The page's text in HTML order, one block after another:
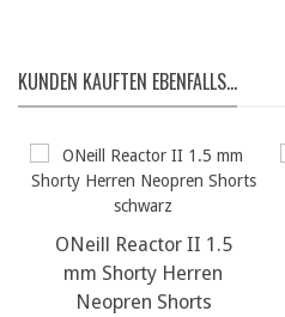
KUNDEN KAUFTEN EBENFALLS...
ONeill Reactor II 1.5
mm Shorty Herren
Neopren Shorts